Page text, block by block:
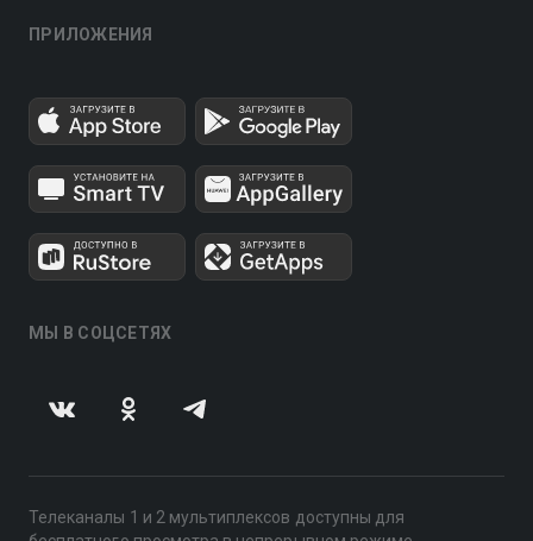
ПРИЛОЖЕНИЯ
МЫ В СОЦСЕТЯХ
Телеканалы 1 и 2 мультиплексов доступны для